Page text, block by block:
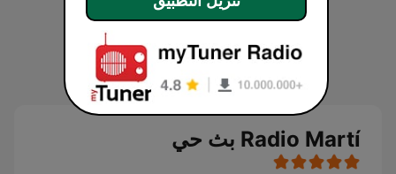
Radio Martí بث حي